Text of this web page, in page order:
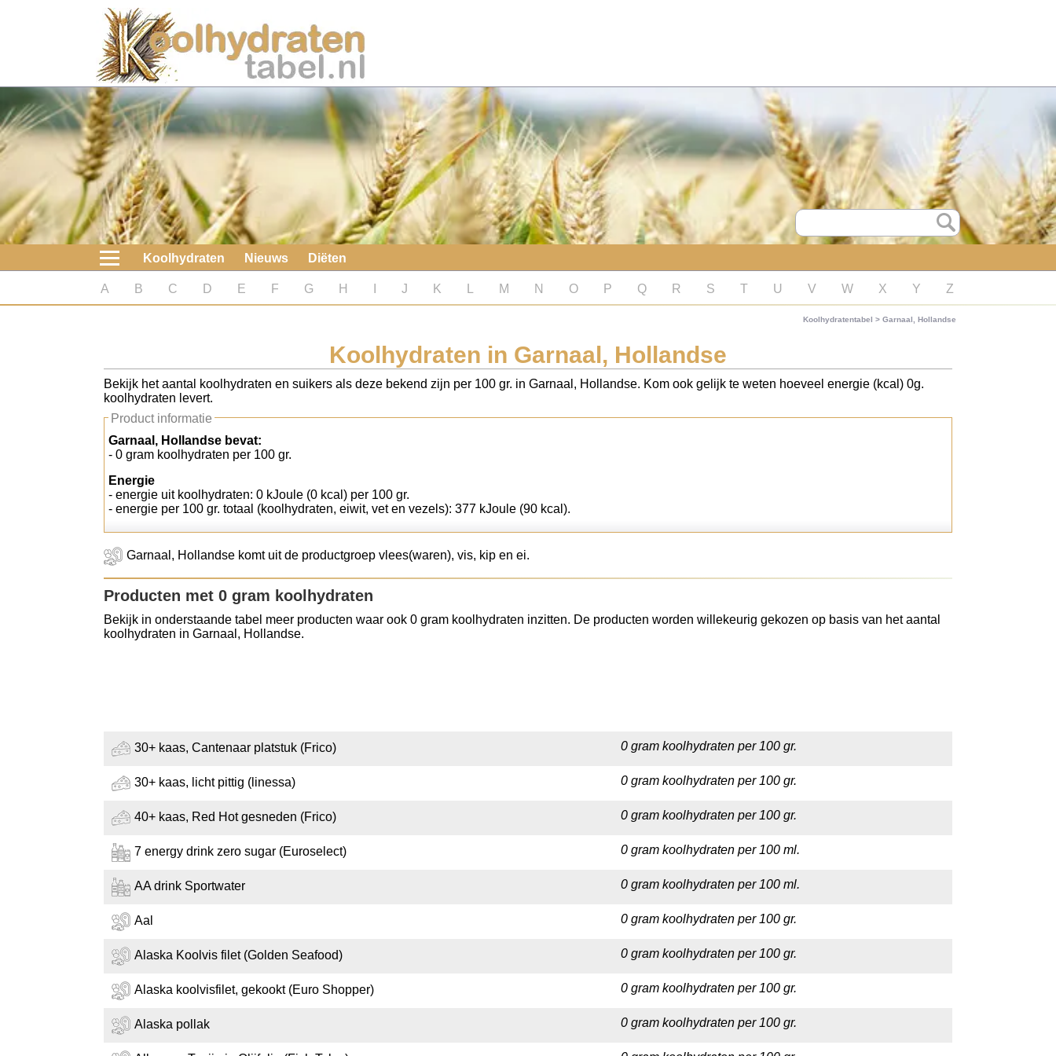
Koolhydraten
Nieuws
Koolhydraatarme diëten
Boeken
koolhydraatarme diëten
Diabetes test
Koolhydraten tellen
Koolhydraten Nieuws Diëten
A B C D E F G H J K M N O P Q R S T U V W X Y Z
Koolhydratentabel > Garnaal, Hollandse
Koolhydraten in Garnaal, Hollandse
Bekijk het aantal koolhydraten en suikers als deze bekend zijn per 100 gr. in Garnaal, Hollandse. Kom ook gelijk te weten hoeveel energie (kcal) 0g.
koolhydraten levert.
Product informatie
Garnaal, Hollandse bevat:
- 0 gram koolhydraten per 100 gr.
Energie
- energie uit koolhydraten: 0 kJoule (0 kcal) per 100 gr.
- energie per 100 gr. totaal (koolhydraten, eiwit, vet en vezels): 377 kJoule (90 kcal).
Garnaal, Hollandse komt uit de productgroep vlees(waren), vis, kip en ei.
Producten met 0 gram koolhydraten
Bekijk in onderstaande tabel meer producten waar ook 0 gram koolhydraten inzitten. De producten worden willekeurig gekozen op basis van het aantal
koolhydraten in Garnaal, Hollandse.
30+ kaas, Cantenaar platstuk (Frico) 0 gram koolhydraten per 100 gr.
30+ kaas, licht pittig (linessa) 0 gram koolhydraten per 100 gr.
40+ kaas, Red Hot gesneden (Frico) 0 gram koolhydraten per 100 gr.
7 energy drink zero sugar (Euroselect) 0 gram koolhydraten per 100 ml.
AA drink Sportwater 0 gram koolhydraten per 100 ml.
Aal 0 gram koolhydraten per 100 gr.
Alaska Koolvis filet (Golden Seafood) 0 gram koolhydraten per 100 gr.
Alaska koolvisfilet, gekookt (Euro Shopper) 0 gram koolhydraten per 100 gr.
Alaska pollak 0 gram koolhydraten per 100 gr.